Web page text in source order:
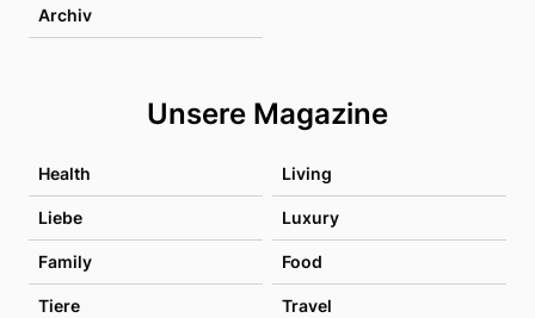
Archiv
Unsere Magazine
Health Living
Liebe Luxury
Family Food
Tiere Travel